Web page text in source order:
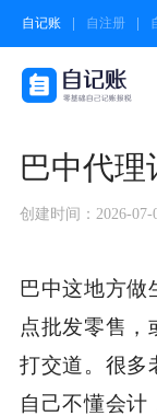
自记账 自注册
巴中代理
创建时间：2026-07-
巴中这地方做
点批发零售，
打交道。很多
自己不懂会计